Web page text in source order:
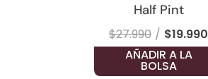
Half Pint
$27.990 $19.990
AÑADIR A LA
BOLSA